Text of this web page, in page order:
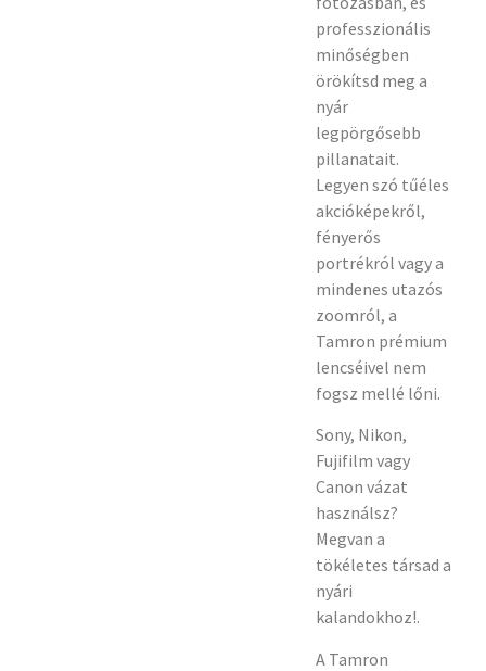
professzionális
minőségben
örökítsd meg a
nyár
legpörgősebb
pillanatait.
Legyen szó tűéles
akcióképekről,
fényerős
portrékról vagy a
mindenes utazós
zoomról, a
Tamron prémium
lencséivel nem
fogsz mellé lőni.
Sony, Nikon,
Fujifilm vagy
Canon vázat
használsz?
Megvan a
tökéletes társad a
nyári
kalandokhoz!.
A Tamron